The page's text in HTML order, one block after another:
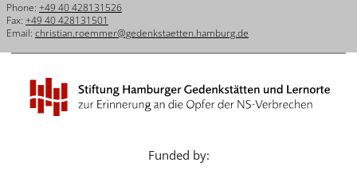
Dansk
Español
Italiano
Nederlands
Phone: +49 40 428131526
Fax: +49 40 428131501
Email: christian.roemmer@gedenkstaetten.hamburg.de
Funded by: